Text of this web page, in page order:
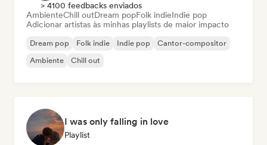
> 4100 feedbacks enviados
AmbienteChill outDream popFolk indieIndie pop
Adicionar artistas às minhas playlists de maior impacto
Dream pop Folk indie Indie pop
Cantor-compositor
Ambiente
Chill out
I was only falling in love
Playlist